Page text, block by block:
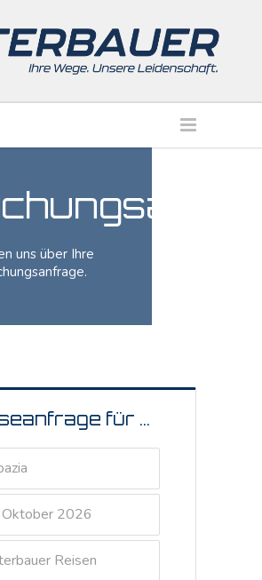
uns über Ihre
für ...